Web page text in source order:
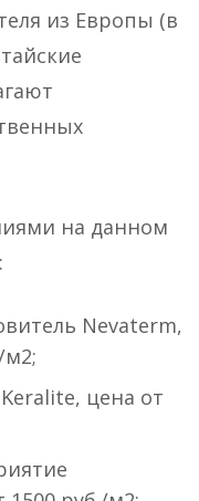
из Европы (в
на данном
Nevaterm,
м2;
цена от